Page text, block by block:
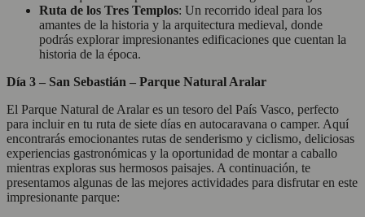
Ruta de los Tres Templos: Un recorrido ideal para los
amantes de la historia y la arquitectura medieval, donde
podrás explorar impresionantes edificaciones que cuentan la
historia de la época.
Día 3 – San Sebastián – Parque Natural Aralar
El Parque Natural de Aralar es un tesoro del País Vasco, perfecto
para incluir en tu ruta de siete días en autocaravana o camper. Aquí
encontrarás emocionantes rutas de senderismo y ciclismo, deliciosas
experiencias gastronómicas y la oportunidad de montar a caballo
mientras exploras sus hermosos paisajes. A continuación, te
presentamos algunas de las mejores actividades para disfrutar en este
impresionante parque: